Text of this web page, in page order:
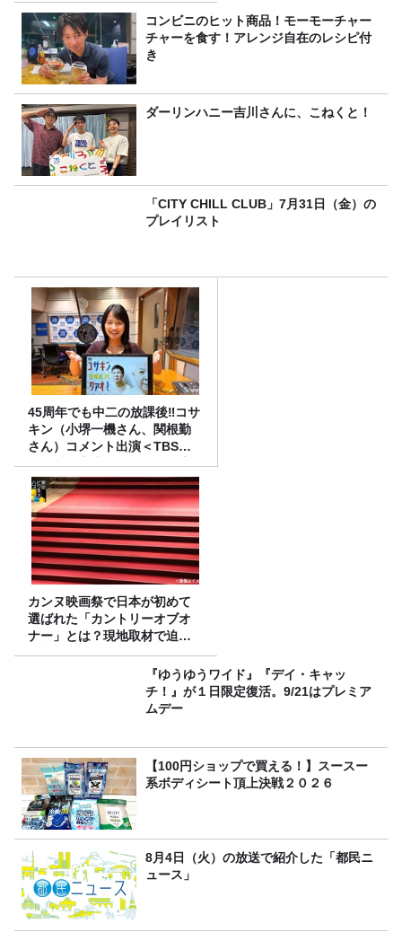
コンビニのヒット商品！モーモーチャー
チャーを食す！アレンジ自在のレシピ付
き
ダーリンハニー吉川さんに、こねくと！
「CITY CHILL CLUB」7月31日（金）の
プレイリスト
45周年でも中二の放課後‼コサ
キン（小堺一機さん、関根勤
さん）コメント出演＜TBSラ
ジオ番組審議会からのご報告
＞
カンヌ映画祭で日本が初めて
選ばれた「カントリーオブオ
ナー」とは？現地取材で迫る
選出の意味
『ゆうゆうワイド』『デイ・キャッ
チ！』が１日限定復活。9/21はプレミア
ムデー
【100円ショップで買える！】スースー
系ボディシート頂上決戦２０２６
8月4日（火）の放送で紹介した「都民ニ
ュース」